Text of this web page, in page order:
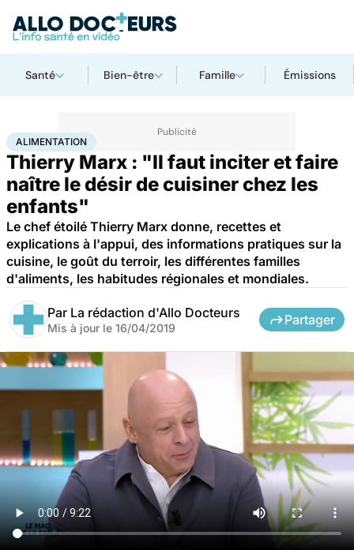
Santé Bien-être Famille Émissions
AccueilBien-être Nutrition Alimentation
ALIMENTATION
Thierry Marx : "Il faut inciter et faire
naître le désir de cuisiner chez les
enfants"
Le chef étoilé Thierry Marx donne, recettes et
explications à l'appui, des informations pratiques sur la
cuisine, le goût du terroir, les différentes familles
d'aliments, les habitudes régionales et mondiales.
Par La rédaction d'Allo Docteurs
Mis à jour le 16/04/2019
Partager